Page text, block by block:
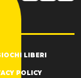
LIBERI
POLICY